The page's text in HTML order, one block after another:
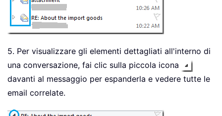
5. Per visualizzare gli elementi dettagliati all'interno di
una conversazione, fai clic sulla piccola icona
davanti al messaggio per espanderla e vedere tutte le
email correlate.